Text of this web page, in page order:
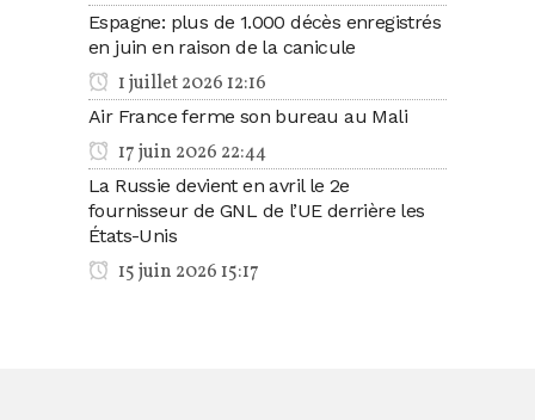
Espagne: plus de 1.000 décès enregistrés
en juin en raison de la canicule
1 juillet 2026 12:16
Air France ferme son bureau au Mali
17 juin 2026 22:44
La Russie devient en avril le 2e
fournisseur de GNL de l’UE derrière les
États-Unis
15 juin 2026 15:17